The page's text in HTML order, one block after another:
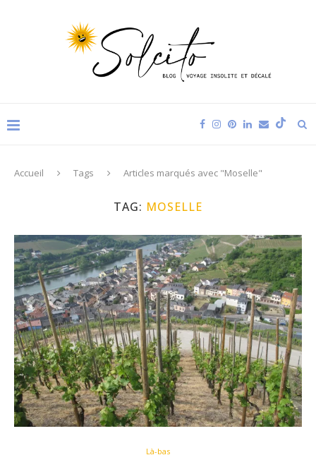
Accueil Tags Articles marqués avec "Moselle"
TAG: MOSELLE
Là-bas